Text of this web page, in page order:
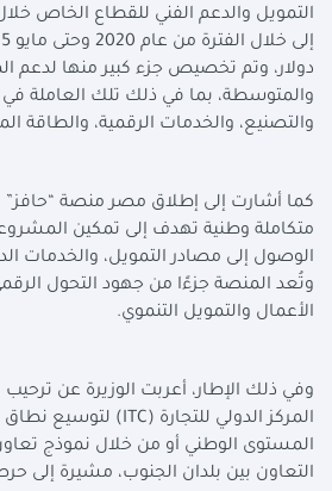
دولار، وتم تخصيص جزء كبير منها لدعم
والمتوسطة، بما في ذلك تلك العاملة في
والتصنيع، والخدمات الرقمية، والطاقة
كما أشارت إلى إطلاق مصر منصة
متكاملة وطنية تهدف إلى تمكين
الوصول إلى مصادر التمويل، والخدمات
وتُعد المنصة جزءًا من جهود التحول
الأعمال والتمويل التنموي.
وفي ذلك الإطار، أعربت الوزيرة عن
المركز الدولي للتجارة (ITC) لتوسيع نطاق
المستوى الوطني أو من خلال نموذج
التعاون بين بلدان الجنوب، مشيرة إلى